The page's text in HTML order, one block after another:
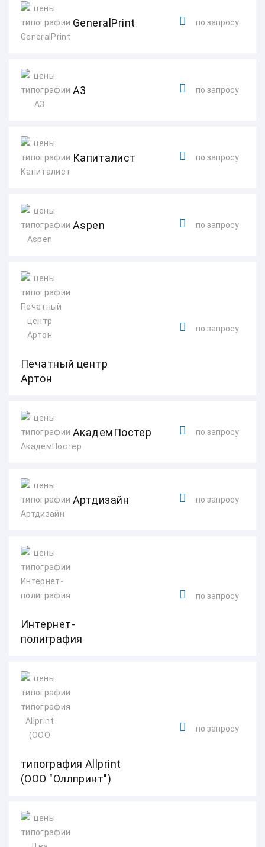
GeneralPrint по запросу
А3 по запросу
Капиталист по запросу
Aspen по запросу
Печатный центр
Артон
по запросу
АкадемПостер по запросу
Артдизайн по запросу
Интернет-
полиграфия
по запросу
типография Allprint
(ООО "Оллпринт")
по запросу